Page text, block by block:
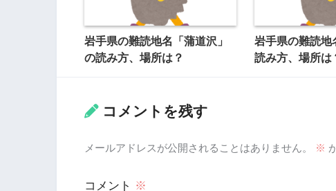
岩手県の難読地名「蒲道沢」
の読み方、場所は？
岩手県の難読地
読み方、場所は
コメントを残す
メールアドレスが公開されることはありません。 ※
コメント ※